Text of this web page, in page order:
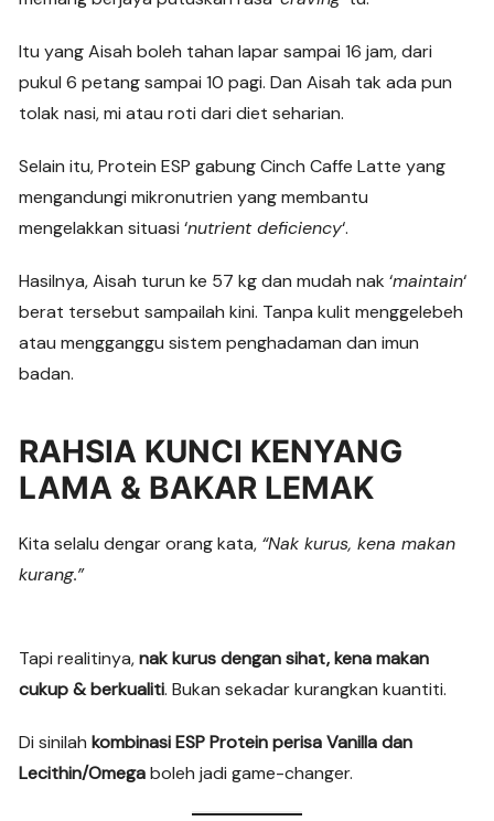
Itu yang Aisah boleh tahan lapar sampai 16 jam, dari
pukul 6 petang sampai 10 pagi. Dan Aisah tak ada pun
tolak nasi, mi atau roti dari diet seharian.
Selain itu, Protein ESP gabung Cinch Caffe Latte yang
mengandungi mikronutrien yang membantu
mengelakkan situasi ‘nutrient deficiency‘.
Hasilnya, Aisah turun ke 57 kg dan mudah nak ‘maintain‘
berat tersebut sampailah kini. Tanpa kulit menggelebeh
atau mengganggu sistem penghadaman dan imun
badan.
RAHSIA KUNCI KENYANG
LAMA & BAKAR LEMAK
Kita selalu dengar orang kata, “Nak kurus, kena makan
kurang.”
Tapi realitinya,nak kurus dengan sihat, kena makan
cukup & berkualiti. Bukan sekadar kurangkan kuantiti.
Di sinilahkombinasi ESP Protein perisa Vanilla dan
Lecithin/Omegaboleh jadi game-changer.